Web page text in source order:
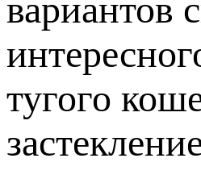
вариантов
тугого